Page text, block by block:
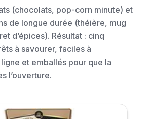
(chocolats, pop-corn minute) et
de longue durée (théière, mug
d’épices). Résultat : cinq
à savourer, faciles à
et emballés pour que la
l’ouverture.